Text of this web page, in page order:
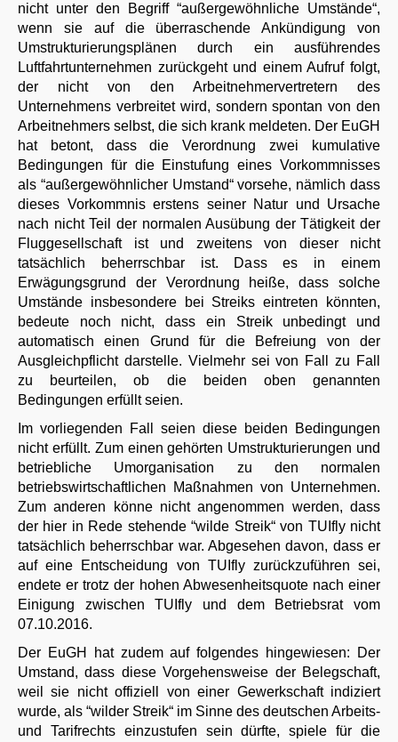
nicht unter den Begriff “außergewöhnliche Umstände“,
wenn sie auf die überraschende Ankündigung von
Umstrukturierungsplänen durch ein ausführendes
Luftfahrtunternehmen zurückgeht und einem Aufruf folgt,
der nicht von den Arbeitnehmervertretern des
Unternehmens verbreitet wird, sondern spontan von den
Arbeitnehmers selbst, die sich krank meldeten. Der EuGH
hat betont, dass die Verordnung zwei kumulative
Bedingungen für die Einstufung eines Vorkommnisses
als “außergewöhnlicher Umstand“ vorsehe, nämlich dass
dieses Vorkommnis erstens seiner Natur und Ursache
nach nicht Teil der normalen Ausübung der Tätigkeit der
Fluggesellschaft ist und zweitens von dieser nicht
tatsächlich beherrschbar ist. Dass es in einem
Erwägungsgrund der Verordnung heiße, dass solche
Umstände insbesondere bei Streiks eintreten könnten,
bedeute noch nicht, dass ein Streik unbedingt und
automatisch einen Grund für die Befreiung von der
Ausgleichpflicht darstelle. Vielmehr sei von Fall zu Fall
zu beurteilen, ob die beiden oben genannten
Bedingungen erfüllt seien.
Im vorliegenden Fall seien diese beiden Bedingungen
nicht erfüllt. Zum einen gehörten Umstrukturierungen und
betriebliche Umorganisation zu den normalen
betriebswirtschaftlichen Maßnahmen von Unternehmen.
Zum anderen könne nicht angenommen werden, dass
der hier in Rede stehende “wilde Streik“ von TUIfly nicht
tatsächlich beherrschbar war. Abgesehen davon, dass er
auf eine Entscheidung von TUIfly zurückzuführen sei,
endete er trotz der hohen Abwesenheitsquote nach einer
Einigung zwischen TUIfly und dem Betriebsrat vom
07.10.2016.
Der EuGH hat zudem auf folgendes hingewiesen: Der
Umstand, dass diese Vorgehensweise der Belegschaft,
weil sie nicht offiziell von einer Gewerkschaft indiziert
wurde, als “wilder Streik“ im Sinne des deutschen Arbeits-
und Tarifrechts einzustufen sein dürfte, spiele für die